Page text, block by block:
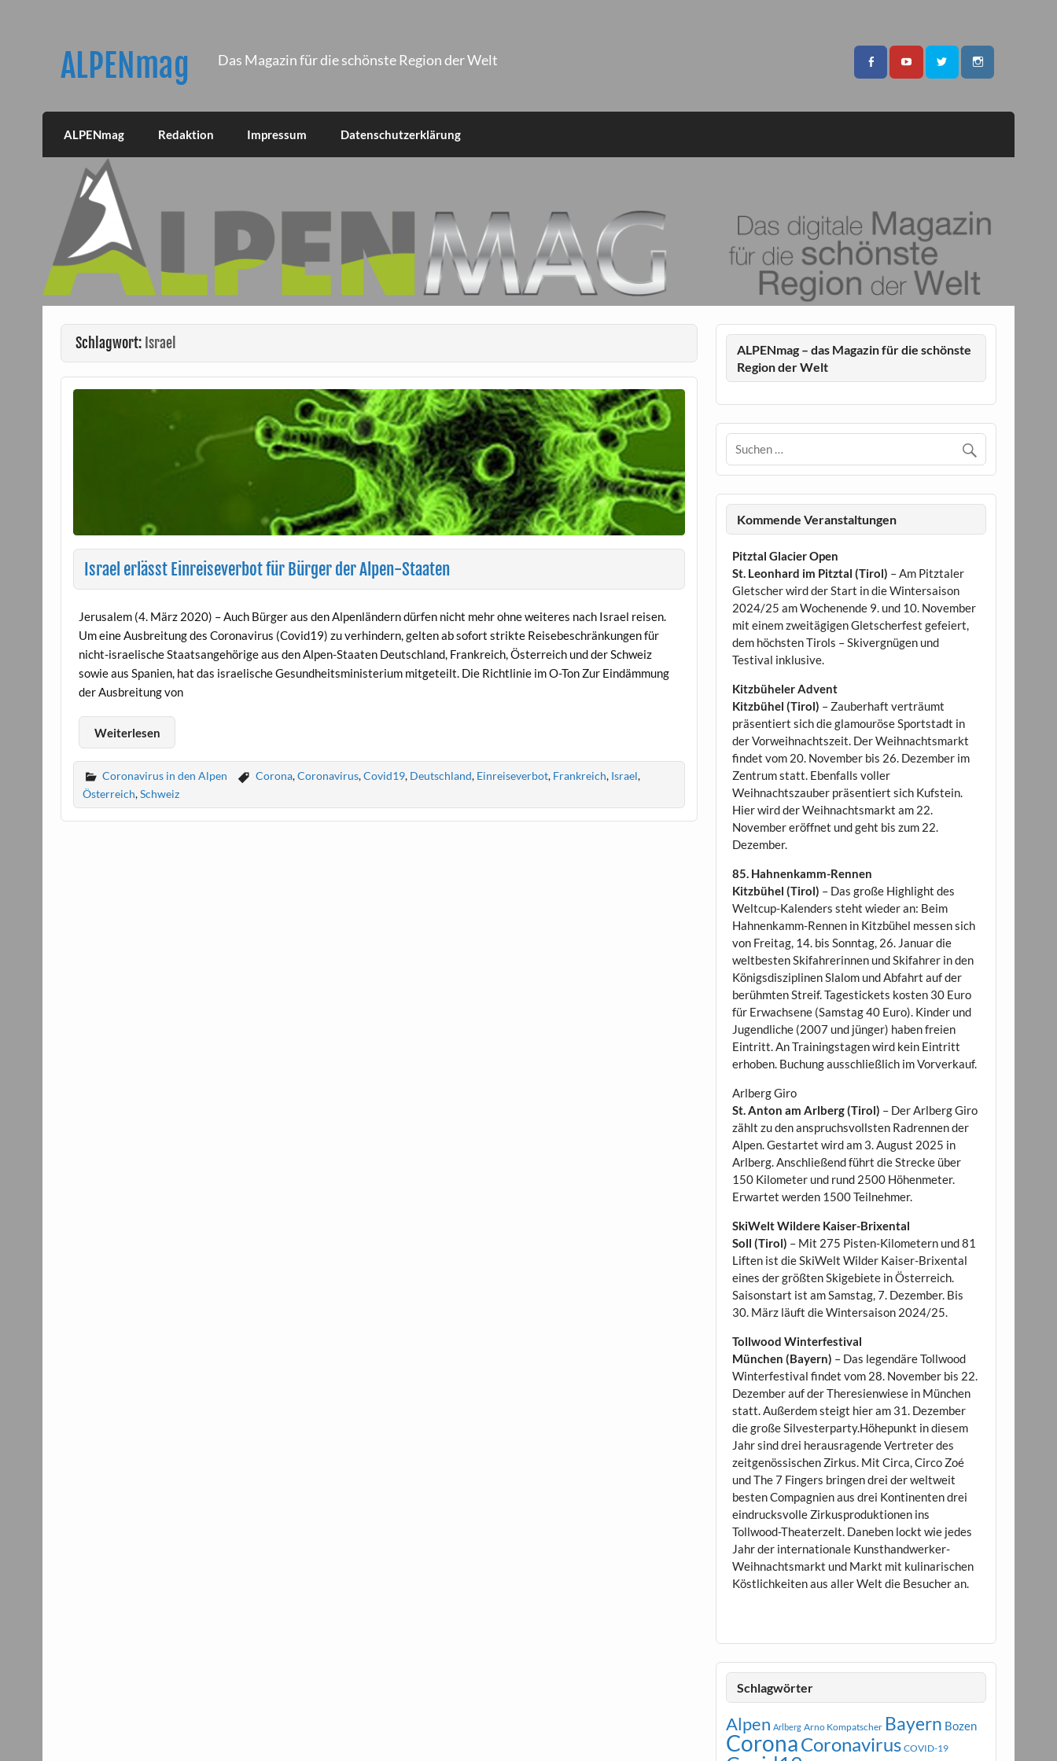
ALPENmag Das Magazin für die schönste Region der Welt
ALPENmag Redaktion Impressum Datenschutzerklärung
Schlagwort: Israel
Israel erlässt Einreiseverbot für Bürger der Alpen-Staaten
Jerusalem (4. März 2020) – Auch Bürger aus den Alpenländern dürfen nicht mehr ohne weiteres nach Israel reisen.
Um eine Ausbreitung des Coronavirus (Covid19) zu verhindern, gelten ab sofort strikte Reisebeschränkungen für
nicht-israelische Staatsangehörige aus den Alpen-Staaten Deutschland, Frankreich, Österreich und der Schweiz
sowie aus Spanien, hat das israelische Gesundheitsministerium mitgeteilt. Die Richtlinie im O-Ton Zur Eindämmung
der Ausbreitung von
Weiterlesen
Coronavirus in den Alpen Corona,Coronavirus,Covid19, Deutschland, Einreiseverbot, Frankreich, Israel,
Österreich,Schweiz
ALPENmag – das Magazin für die schönste
Region der Welt
Kommende Veranstaltungen
Pitztal Glacier Open
St. Leonhard im Pitztal (Tirol) – Am Pitztaler
Gletscher wird der Start in die Wintersaison
2024/25 am Wochenende 9. und 10. November
mit einem zweitägigen Gletscherfest gefeiert,
dem höchsten Tirols – Skivergnügen und
Testival inklusive.
Kitzbüheler Advent
Kitzbühel (Tirol) – Zauberhaft verträumt
präsentiert sich die glamouröse Sportstadt in
der Vorweihnachtszeit. Der Weihnachtsmarkt
findet vom 20. November bis 26. Dezember im
Zentrum statt. Ebenfalls voller
Weihnachtszauber präsentiert sich Kufstein.
Hier wird der Weihnachtsmarkt am 22.
November eröffnet und geht bis zum 22.
Dezember.
85. Hahnenkamm-Rennen
Kitzbühel (Tirol) – Das große Highlight des
Weltcup-Kalenders steht wieder an: Beim
Hahnenkamm-Rennen in Kitzbühel messen sich
von Freitag, 14. bis Sonntag, 26. Januar die
weltbesten Skifahrerinnen und Skifahrer in den
Königsdisziplinen Slalom und Abfahrt auf der
berühmten Streif. Tagestickets kosten 30 Euro
für Erwachsene (Samstag 40 Euro). Kinder und
Jugendliche (2007 und jünger) haben freien
Eintritt. An Trainingstagen wird kein Eintritt
erhoben. Buchung ausschließlich im Vorverkauf.
Arlberg Giro
St. Anton am Arlberg (Tirol) – Der Arlberg Giro
zählt zu den anspruchsvollsten Radrennen der
Alpen. Gestartet wird am 3. August 2025 in
Arlberg. Anschließend führt die Strecke über
150 Kilometer und rund 2500 Höhenmeter.
Erwartet werden 1500 Teilnehmer.
SkiWelt Wildere Kaiser-Brixental
Soll (Tirol) – Mit 275 Pisten-Kilometern und 81
Liften ist die SkiWelt Wilder Kaiser-Brixental
eines der größten Skigebiete in Österreich.
Saisonstart ist am Samstag, 7. Dezember. Bis
30. März läuft die Wintersaison 2024/25.
Tollwood Winterfestival
München (Bayern) – Das legendäre Tollwood
Winterfestival findet vom 28. November bis 22.
Dezember auf der Theresienwiese in München
statt. Außerdem steigt hier am 31. Dezember
die große Silvesterparty.Höhepunkt in diesem
Jahr sind drei herausragende Vertreter des
zeitgenössischen Zirkus. Mit Circa, Circo Zoé
und The 7 Fingers bringen drei der weltweit
besten Compagnien aus drei Kontinenten drei
eindrucksvolle Zirkusproduktionen ins
Tollwood-Theaterzelt. Daneben lockt wie jedes
Jahr der internationale Kunsthandwerker-
Weihnachtsmarkt und Markt mit kulinarischen
Köstlichkeiten aus aller Welt die Besucher an.
Schlagwörter
Alpen Arlberg Arno Kompatscher Bayern Bozen
CoronaCoronavirus COVID-19